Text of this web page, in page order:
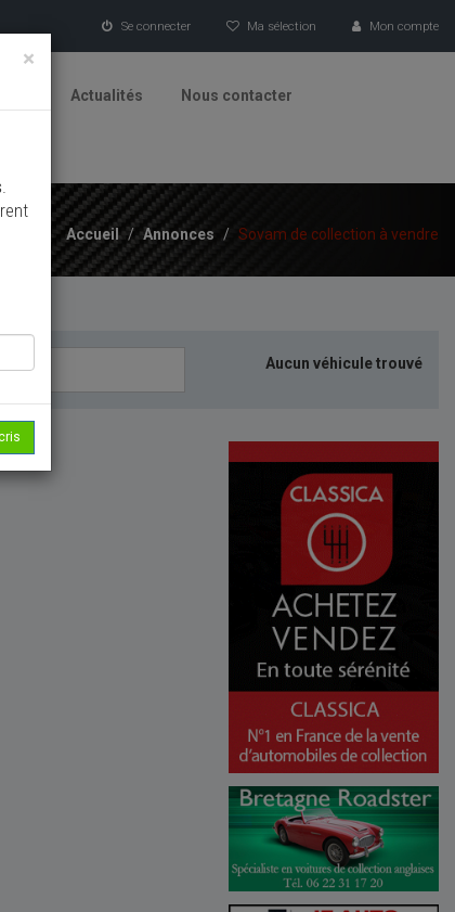
Se connecter Ma sélection Mon compte
Actualités Nous contacter
Accueil / Annonces / Sovam de collection à vendre
Aucun véhicule trouvé
×
.